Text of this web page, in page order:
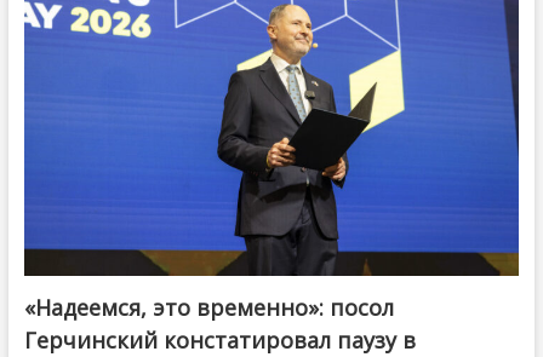
«Надеемся, это временно»: посол
Герчинский констатировал паузу в